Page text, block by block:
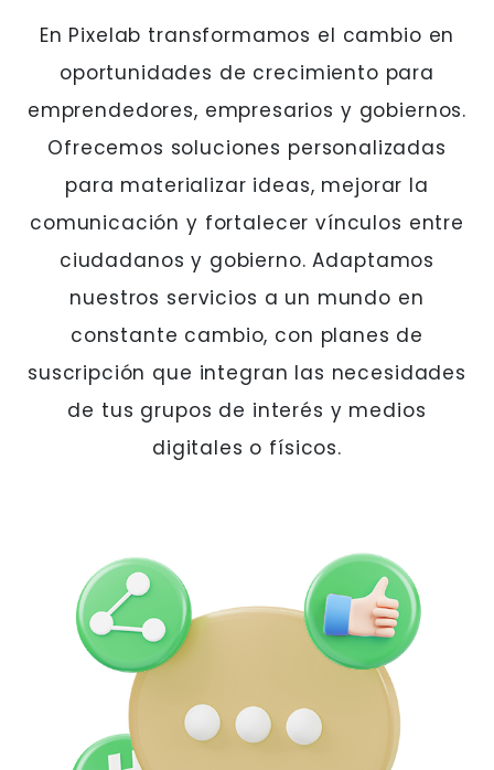
En Pixelab transformamos el cambio en
oportunidades de crecimiento para
emprendedores, empresarios y gobiernos.
Ofrecemos soluciones personalizadas
para materializar ideas, mejorar la
comunicación y fortalecer vínculos entre
ciudadanos y gobierno. Adaptamos
nuestros servicios a un mundo en
constante cambio, con planes de
suscripción que integran las necesidades
de tus grupos de interés y medios
digitales o físicos.